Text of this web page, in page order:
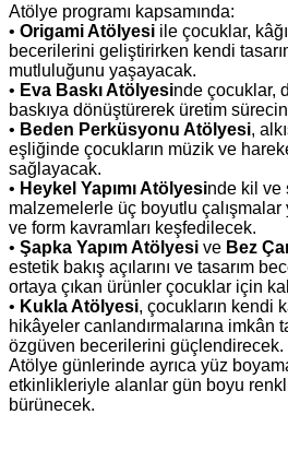
Atölye programı kapsamında:
• Origami Atölyesi ile çocuklar,
becerilerini geliştirirken kendi
mutluluğunu yaşayacak.
• Eva Baskı Atölyesinde çocuklar,
baskıya dönüştürerek üretim
• Beden Perküsyonu Atölyesi,
eşliğinde çocukların müzik ve
sağlayacak.
• Heykel Yapımı Atölyesinde kil ve
malzemelerle üç boyutlu çalışmalar
ve form kavramları keşfedilecek.
• Şapka Yapım Atölyesi ve Bez
estetik bakış açılarını ve tasarım
ortaya çıkan ürünler çocuklar için
• Kukla Atölyesi, çocukların kendi
hikâyeler canlandırmalarına imkân
özgüven becerilerini güçlendirecek.
Atölye günlerinde ayrıca yüz
etkinlikleriyle alanlar gün boyu
bürünecek.